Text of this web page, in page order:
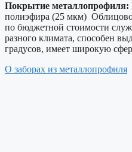
Покрытие металлопрофиля:
полиэфира (25 мкм)
по бюджетной стоимости
разного климата, способен
градусов, имеет широкую
О заборах из металлопрофиля